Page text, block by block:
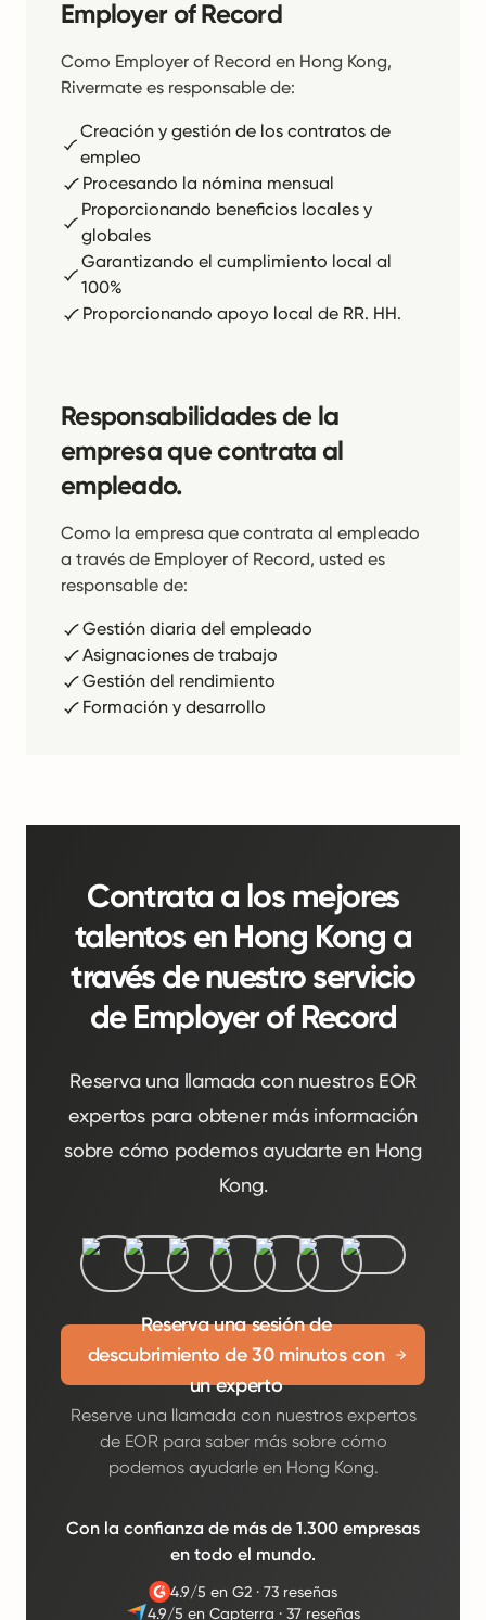
Employer of Record
Como Employer of Record en Hong Kong,
Rivermate es responsable de:
Creación y gestión de los contratos de
empleo
Procesando la nómina mensual
Proporcionando beneficios locales y
globales
Garantizando el cumplimiento local al
100%
Proporcionando apoyo local de RR. HH.
Responsabilidades de la
empresa que contrata al
empleado.
Como la empresa que contrata al empleado
a través de Employer of Record, usted es
responsable de:
Gestión diaria del empleado
Asignaciones de trabajo
Gestión del rendimiento
Formación y desarrollo
Contrata a los mejores
talentos en Hong Kong a
través de nuestro servicio
de Employer of Record
Reserva una llamada con nuestros EOR
expertos para obtener más información
sobre cómo podemos ayudarte en Hong
Kong.
Reserva una sesión de
descubrimiento de 30 minutos con
un experto
Reserve una llamada con nuestros expertos
de EOR para saber más sobre cómo
podemos ayudarle en Hong Kong.
Con la confianza de más de 1.300 empresas
en todo el mundo.
4.9/5 en G2 ·73 reseñas
4.9/5 en Capterra ·37 reseñas